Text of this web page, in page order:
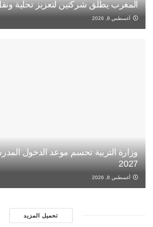
المغرب يطلق شركتين لتعزيز تحلية
أغسطس 8, 2026
2027
أغسطس 8, 2026
تحميل المزيد